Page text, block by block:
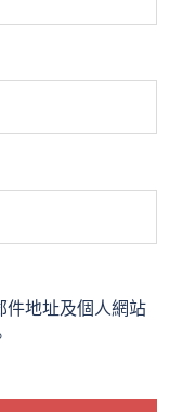
件地址及個人網站